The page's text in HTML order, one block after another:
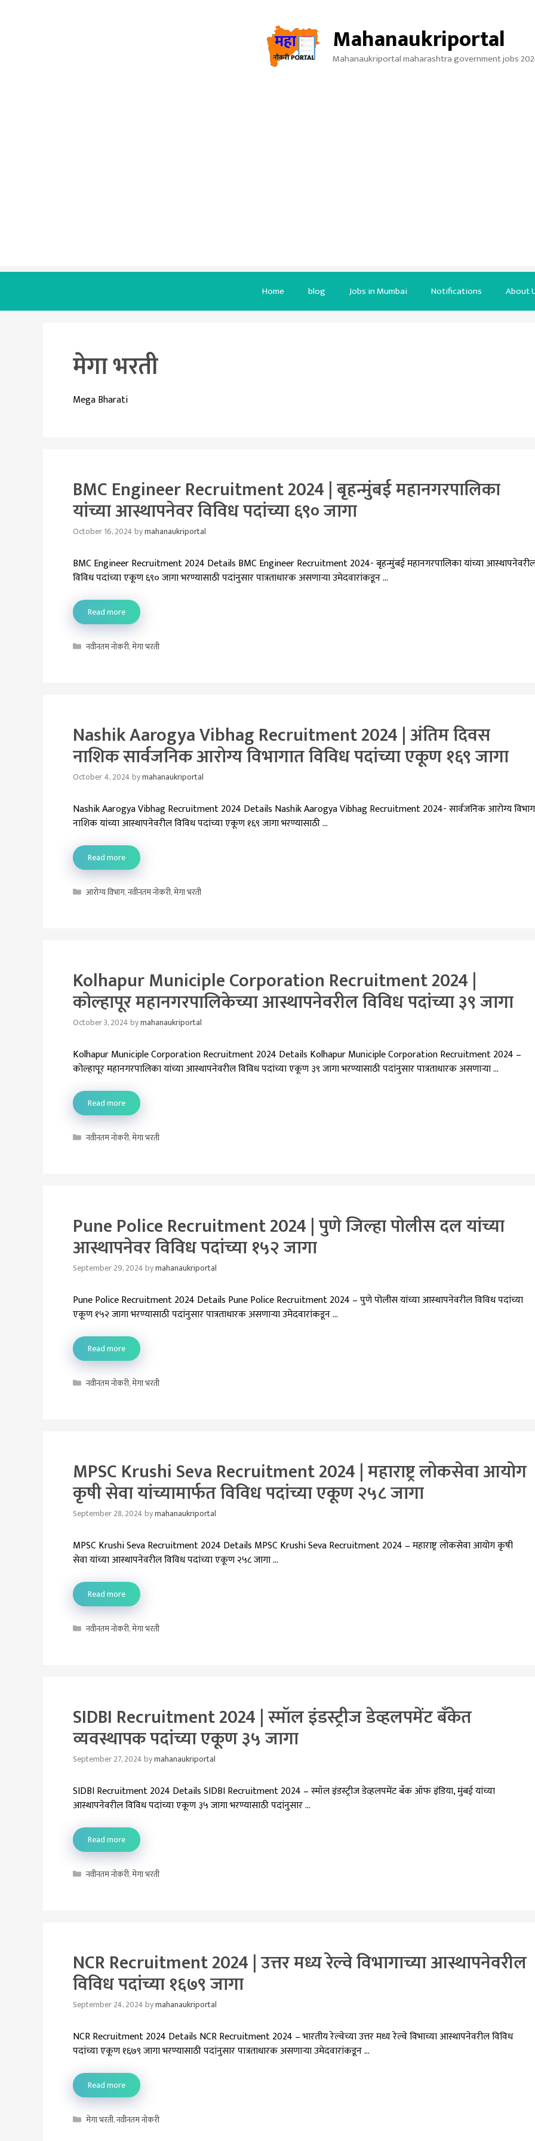
Mahanaukriportal
Mahanaukriportal maharashtra government jobs
Home blog Jobs in Mumbai Notifications About
मेगा भरती
Mega Bharati
BMC Engineer Recruitment 2024 | बृहन्मुंबई महानगरपालिका
यांच्या आस्थापनेवर विविध पदांच्या ६९० जागा
October 16, 2024bymahanaukriportal
BMC Engineer Recruitment 2024 Details BMC Engineer Recruitment 2024- बृहन्मुंबई महानगरपालिका यांच्या
विविध पदांच्या एकूण ६९० जागा भरण्यासाठी पदांनुसार पात्रताधारक असणाऱ्या उमेदवारांकडून …
Read more
Categories
नवीनतम नोकरी,मेगा भरती
Nashik Aarogya Vibhag Recruitment 2024 | अंतिम दिवस
नाशिक सार्वजनिक आरोग्य विभागात विविध पदांच्या एकूण १६९ जागा
October 4, 2024bymahanaukriportal
Nashik Aarogya Vibhag Recruitment 2024 Details Nashik Aarogya Vibhag Recruitment 2024- सार्वजनिक आरोग्य
नाशिक यांच्या आस्थापनेवरील विविध पदांच्या एकूण १६९ जागा भरण्यासाठी …
Read more
Categories
आरोग्य विभाग,नवीनतम नोकरी,मेगा भरती
Kolhapur Municiple Corporation Recruitment 2024 |
कोल्हापूर महानगरपालिकेच्या आस्थापनेवरील विविध पदांच्या ३९ जागा
October 3, 2024bymahanaukriportal
Kolhapur Municiple Corporation Recruitment 2024 Details Kolhapur Municiple Corporation Recruitment 2024 –
कोल्हापूर महानगरपालिका यांच्या आस्थापनेवरील विविध पदांच्या एकूण ३९ जागा भरण्यासाठी पदांनुसार पात्रताधारक असणाऱ्या …
Read more
Categories
नवीनतम नोकरी,मेगा भरती
Pune Police Recruitment 2024 | पुणे जिल्हा पोलीस दल यांच्या
आस्थापनेवर विविध पदांच्या १५२ जागा
September 29, 2024bymahanaukriportal
Pune Police Recruitment 2024 Details Pune Police Recruitment 2024 – पुणे पोलीस यांच्या आस्थापनेवरील विविध पदांच्या
एकूण १५२ जागा भरण्यासाठी पदांनुसार पात्रताधारक असणाऱ्या उमेदवारांकडून …
Read more
Categories
नवीनतम नोकरी,मेगा भरती
MPSC Krushi Seva Recruitment 2024 | महाराष्ट्र लोकसेवा आयोग
कृषी सेवा यांच्यामार्फत विविध पदांच्या एकूण २५८ जागा
September 28, 2024bymahanaukriportal
MPSC Krushi Seva Recruitment 2024 Details MPSC Krushi Seva Recruitment 2024 – महाराष्ट्र लोकसेवा आयोग कृषी
सेवा यांच्या आस्थापनेवरील विविध पदांच्या एकूण २५८ जागा …
Read more
Categories
नवीनतम नोकरी,मेगा भरती
SIDBI Recruitment 2024 | स्मॉल इंडस्ट्रीज डेव्हलपमेंट बँकेत
व्यवस्थापक पदांच्या एकूण ३५ जागा
September 27, 2024bymahanaukriportal
SIDBI Recruitment 2024 Details SIDBI Recruitment 2024 – स्मॉल इंडस्ट्रीज डेव्हलपमेंट बँक ऑफ इंडिया, मुंबई यांच्या
आस्थापनेवरील विविध पदांच्या एकूण ३५ जागा भरण्यासाठी पदांनुसार …
Read more
Categories
नवीनतम नोकरी,मेगा भरती
NCR Recruitment 2024 | उत्तर मध्य रेल्वे विभागाच्या आस्थापनेवरील
विविध पदांच्या १६७९ जागा
September 24, 2024bymahanaukriportal
NCR Recruitment 2024 Details NCR Recruitment 2024 – भारतीय रेल्वेच्या उत्तर मध्य रेल्वे विभाच्या आस्थापनेवरील विविध
पदांच्या एकूण १६७९ जागा भरण्यासाठी पदांनुसार पात्रताधारक असणाऱ्या उमेदवारांकडून …
Read more
Categories
मेगा भरती,नवीनतम नोकरी